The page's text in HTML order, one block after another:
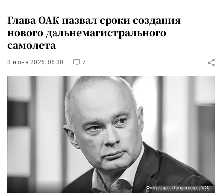
Глава ОАК назвал сроки создания
нового дальнемагистрального
самолета
3 июня 2026, 06:30 7
Фото: Павел Селезнев/ТАСС